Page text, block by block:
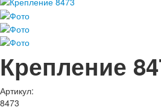
Крепление
Артикул:
8473